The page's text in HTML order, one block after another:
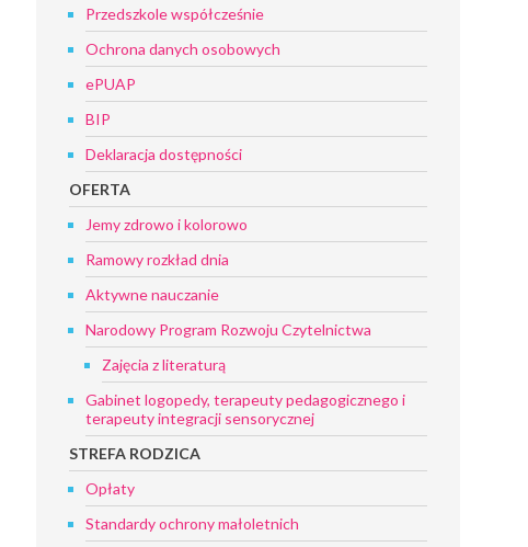
Przedszkole współcześnie
Ochrona danych osobowych
ePUAP
BIP
Deklaracja dostępności
OFERTA
Jemy zdrowo i kolorowo
Ramowy rozkład dnia
Aktywne nauczanie
Narodowy Program Rozwoju Czytelnictwa
Zajęcia z literaturą
Gabinet logopedy, terapeuty pedagogicznego i
terapeuty integracji sensorycznej
STREFA RODZICA
Opłaty
Standardy ochrony małoletnich